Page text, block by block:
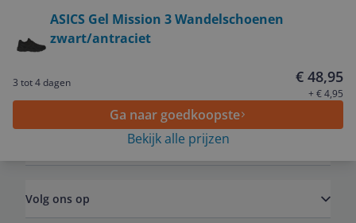
ASICS Gel Mission 3 Wandelschoenen
zwart/antraciet
3 tot 4 dagen € 48,95
+ € 4,95
Ga naar goedkoopste
Bekijk alle prijzen
Service
Algemeen
Volg ons op